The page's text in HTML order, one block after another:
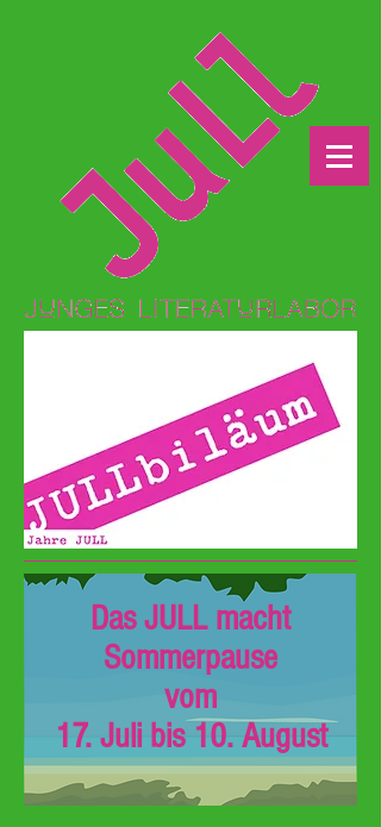
Das JULL macht
Sommerpause
vom
17. Juli bis 10. August